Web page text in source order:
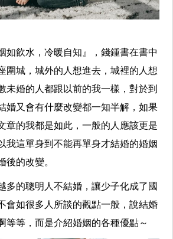
如飲水，冷暖自知』，錢鍾書在書中
圍城，城外的人想進去，城裡的人想
未婚的人都跟以前的我一樣，對於到
婚又會有什麼改變都一知半解，如果
章的我都是如此，一般的人應該更是
我這單身到不能再單身才結婚的婚姻
後的改變。
多的聰明人不結婚，讓少子化成了國
會如很多人所談的觀點一般，說結婚
等等，而是介紹婚姻的各種優點～